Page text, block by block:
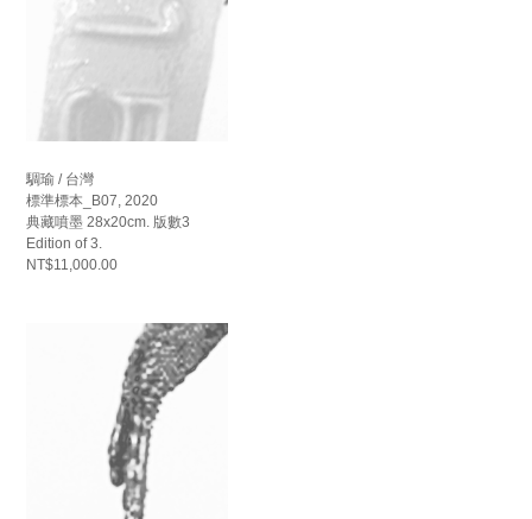
騆瑜 / 台灣
標準標本_B07, 2020
典藏噴墨 28x20cm. 版數3
Edition of 3.
NT$11,000.00